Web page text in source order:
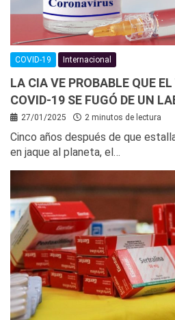
COVID-19 Internacional
LA CIA VE PROBABLE QUE
COVID-19 SE FUGÓ DE UN
27/01/2025 2 minutos de lectura
Cinco años después de que
en jaque al planeta, el…